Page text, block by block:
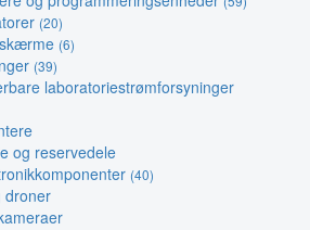
(20)
(6)
(39)
laboratoriestrømforsyninger
og reservedele
(40)
droner